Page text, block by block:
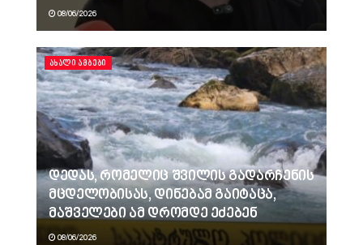
08/06/2026
ᲐᲮᲐᲚᲘ ᲐᲛᲑᲔᲑᲘ
დედას, რომელიც შვილის გადარჩენის
მცდელობისას, დინებამ გაიტაცა,
მაშველები ამ დრომდე ეძებენ
08/06/2026